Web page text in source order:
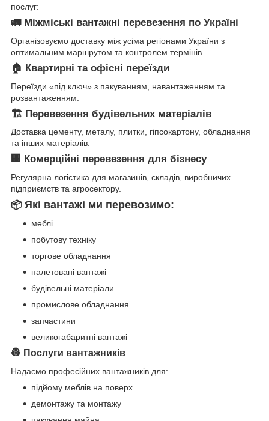
послуг:
🚛 Міжміські вантажні перевезення по Україні
Організовуємо доставку між усіма регіонами України з
оптимальним маршрутом та контролем термінів.
🏠 Квартирні та офісні переїзди
Переїзди «під ключ» з пакуванням, навантаженням та
розвантаженням.
🏗 Перевезення будівельних матеріалів
Доставка цементу, металу, плитки, гіпсокартону, обладнання
та інших матеріалів.
🏢 Комерційні перевезення для бізнесу
Регулярна логістика для магазинів, складів, виробничих
підприємств та агросектору.
📦 Які вантажі ми перевозимо:
меблі
побутову техніку
торгове обладнання
палетовані вантажі
будівельні матеріали
промислове обладнання
запчастини
великогабаритні вантажі
👷 Послуги вантажників
Надаємо професійних вантажників для:
підйому меблів на поверх
демонтажу та монтажу